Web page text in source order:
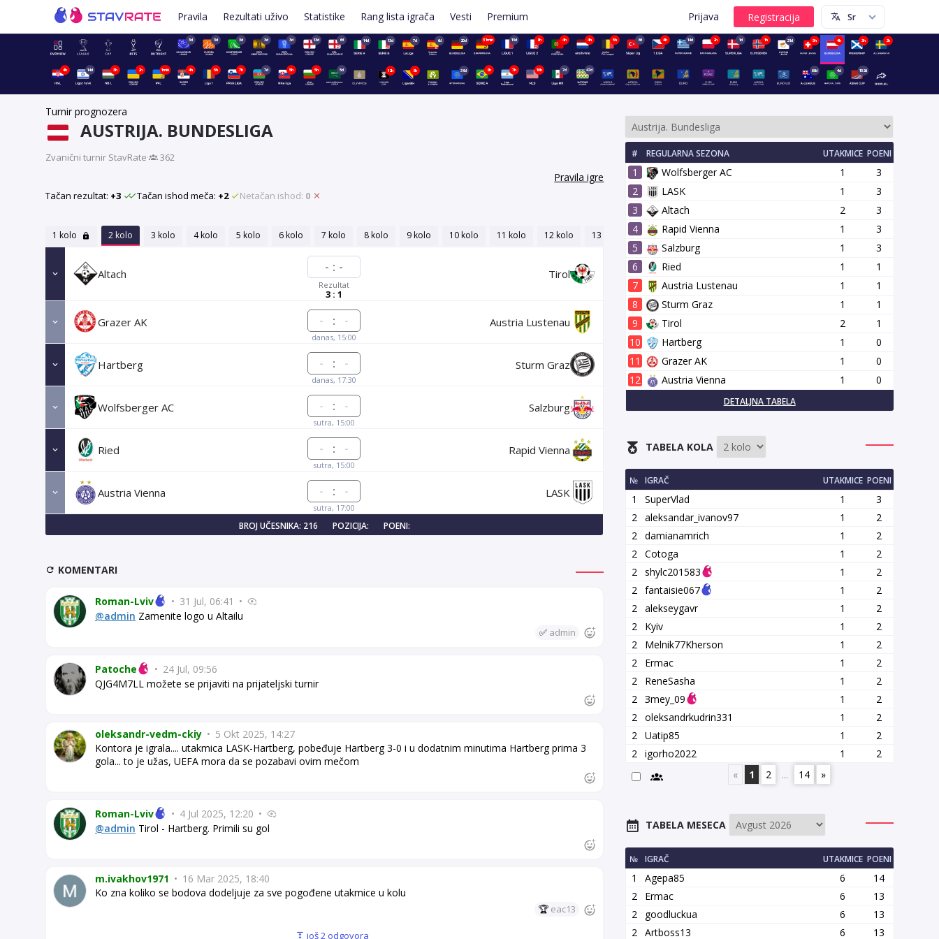
Pravila Rezultati uživo Statistike Rang lista igrača Vesti Premium Prijava
3d 3d 3d 3d 3d 13d 6d 14d 13d 7d 6d 20d 31min 13d 8h 4h 4h 5h 6d 4h 14d 2h 1d 1h 21d 5h 4h 3h 2h
4h 14d 3h 2h 1min 4h 5h 7h 7d 5h 5h 5d 12h 8h 39d 8h 7h 10h 7d 47d 68d 4d 152d
Turnir prognozera
AUSTRIJA. BUNDESLIGA
Zvanični turnir StavRate· 362
Pravila igre
Tačan rezultat: +3 Tačan ishod meča: +2 Netačan ishod: 0
1 kolo 2 kolo 3 kolo 4 kolo 5 kolo 6 kolo 7 kolo 8 kolo 9 kolo 10 kolo 11 kolo 12 kolo 13 kolo 14 kolo 15 kolo 18 kolo 19 kolo
Altach - : -
Rezultat
3 : 1
Tirol
Grazer AK :
danas, 15:00
Austria Lustenau
Hartberg :
danas, 17:30
Sturm Graz
Wolfsberger AC :
sutra, 15:00
Salzburg
Ried :
sutra, 15:00
Rapid Vienna
Austria Vienna :
sutra, 17:00
LASK
BROJ UČESNIKA: 216 POZICIJA: POENI:
KOMENTARI
Roman-Lviv • 31 Jul, 06:41 •
@admin Zamenite logo u Altailu
✅ admin
Patoche • 24 Jul, 09:56
QJG4M7LL možete se prijaviti na prijateljski turnir
oleksandr-vedm-ckiy • 5 Okt 2025, 14:27
Kontora je igrala.... utakmica LASK-Hartberg, pobeđuje Hartberg 3-0 i u dodatnim minutima Hartberg prima 3
gola... to je užas, UEFA mora da se pozabavi ovim mečom
Roman-Lviv • 4 Jul 2025, 12:20 •
@admin Tirol - Hartberg. Primili su gol
m.ivakhov1971 • 16 Mar 2025, 18:40
Ko zna koliko se bodova dodeljuje za sve pogođene utakmice u kolu
🏆 eac13
još 2 odgovora
# REGULARNA SEZONA UTAKMICE POENI
1 Wolfsberger AC 1
3
2
LASK 1
3
3
Altach 2
3
4
Rapid Vienna 1
3
5
Salzburg 1
3
6
Ried 1
1
7
Austria Lustenau 1
1
8
Sturm Graz 1
1
9
Tirol 2
1
10
Hartberg 1
0
11
Grazer AK 1
0
12
Austria Vienna 1 0
DETALJNA TABELA
TABELA KOLA
№ IGRAČ UTAKMICE POENI
1 SuperVlad 1
3
2 aleksandar_ivanov97 1
2
2 damianamrich 1
2
2 Cotoga 1
2
2 shylc201583 1
2
2 fantaisie067 1
2
2 alekseygavr 1
2
2
Kyiv 1
2
2
Melnik77Kherson 1
2
2
Ermac 1
2
2
ReneSasha 1
2
2 Зmey_09 1
2
2 oleksandrkudrin331 1
2
2 Uatip85 1
2
2 igorho2022 1
2
«
1 2 ... 14 »
TABELA MESECA
№ IGRAČ UTAKMICE POENI
1 Agepa85 6
14
2
Ermac 6
13
2
goodluckua 6
13
2
Artboss13 6 13